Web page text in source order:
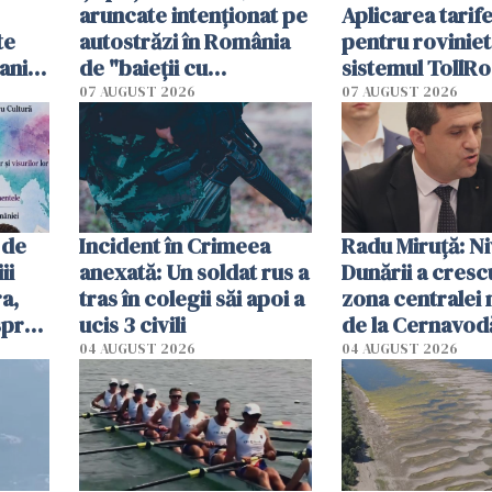
aruncate intenționat pe
autostrăzi în România
de "baieții cu
platforme": "Mi-au
cerut 1200 lei să mă
tracteze"
07 AUGUST 2026
Aplicarea
pentru
sistemul
începe la 1
07 AUGUST 2026
Incident în Crimeea
anexată: Un soldat rus a
tras în colegii săi apoi a
ucis 3 civili
04 AUGUST 2026
Radu Miruţă:
Dunării a
zona centralei
de la
cm faţă de
04 AUGUST 2026